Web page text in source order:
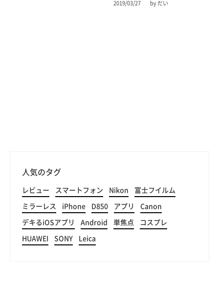
2019/03/27 by だい
人気のタグ
レビュー スマートフォン Nikon 富士フイルム
ミラーレス iPhone D850 アプリ Canon
デキるiOSアプリ Android 単焦点 コスプレ
HUAWEI SONY Leica